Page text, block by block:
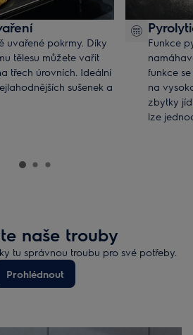
uvařené pokrmy. Díky
tělesu můžete vařit
třech úrovních. Ideální
sušenek a
Funkce
funkce
na
zbytky
lze
naše trouby
tu správnou troubu pro své potřeby.
Prohlédnout